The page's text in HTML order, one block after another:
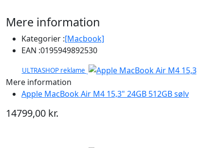
Mere information
Kategorier :[Macbook]
EAN :0195949892530
ULTRASHOP reklame
Mere information
Apple MacBook Air M4 15,3" 24GB 512GB sølv
14799,00 kr.